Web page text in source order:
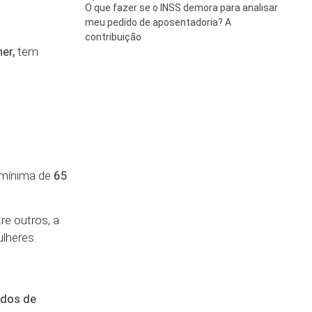
tem
de 65
outros, a
de
O que fazer se o INSS demora para analisar
meu pedido de aposentadoria? A
contribuição